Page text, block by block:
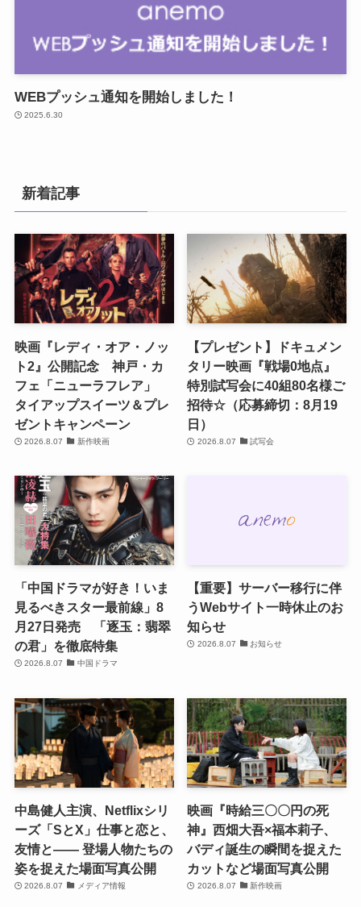
WEBプッシュ通知を開始しました！
2025.6.30
新着記事
映画『レディ・オア・ノッ
ト2』公開記念 神戸・カ
フェ「ニューラフレア」
タイアップスイーツ＆プレ
ゼントキャンペーン
2026.8.07 新作映画
【プレゼント】ドキュメン
タリー映画『戦場0地点』
特別試写会に40組80名様ご
招待☆（応募締切：8月19
日）
2026.8.07 試写会
「中国ドラマが好き！いま
見るべきスター最前線」8
月27日発売 「逐玉：翡翠
の君」を徹底特集
2026.8.07 中国ドラマ
【重要】サーバー移行に伴
うWebサイト一時休止のお
知らせ
2026.8.07 お知らせ
中島健人主演、Netflixシリ
ーズ「SとX」仕事と恋と、
友情と―― 登場人物たちの
姿を捉えた場面写真公開
2026.8.07 メディア情報
映画『時給三〇〇円の死
神』西畑大吾×福本莉子、
バディ誕生の瞬間を捉えた
カットなど場面写真公開
2026.8.07 新作映画